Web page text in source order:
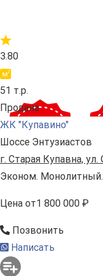
3.80
51 т.р.
Продана
ЖК "Купавино"
Шоссе Энтузиастов
г. Старая Купавна,
Эконом. Монолитный.
Цена от1 800 000 ₽
Позвонить
Написать